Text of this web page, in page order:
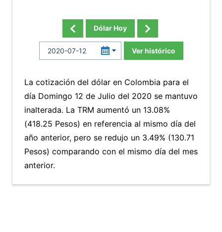
Dólar Hoy
Ver histórico
La cotización del dólar en Colombia para el
día Domingo 12 de Julio del 2020 se mantuvo
inalterada. La TRM aumentó un 13.08%
(418.25 Pesos) en referencia al mismo día del
año anterior, pero se redujo un 3.49% (130.71
Pesos) comparando con el mismo día del mes
anterior.